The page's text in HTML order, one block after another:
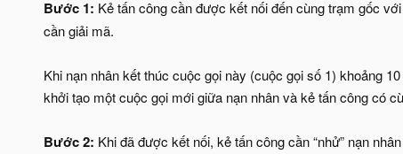
Bước 1: Kẻ tấn công cần được kết nối đến cùng trạm gốc
cần giải mã.
Khi nạn nhân kết thúc cuộc gọi này (cuộc gọi số 1) khoảng
khởi tạo một cuộc gọi mới giữa nạn nhân và kẻ tấn công có
Bước 2: Khi đã được kết nối, kẻ tấn công cần “nhử” nạn